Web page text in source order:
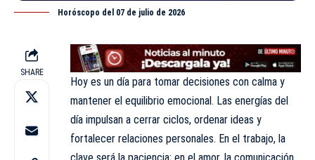
Horóscopo del 07 de julio de 2026
SHARE
Hoy es un día para tomar decisiones con calma y
mantener el equilibrio emocional. Las energías del
día impulsan a cerrar ciclos, ordenar ideas y
fortalecer relaciones personales. En el trabajo, la